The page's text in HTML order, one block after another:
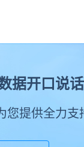
据开口说话
您提供全力支